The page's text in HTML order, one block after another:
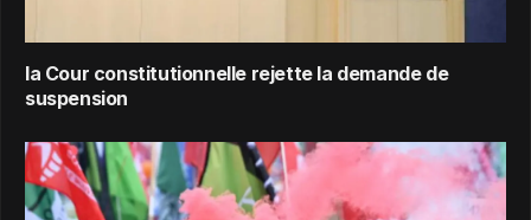
la Cour constitutionnelle rejette la demande de
suspension